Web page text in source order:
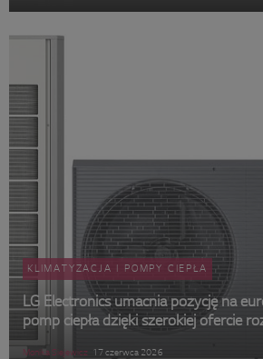
KLIMATYZACJA I POMPY CIEPŁA
LG Electronics umacnia pozycję na
pomp ciepła dzięki szerokiej ofercie
Monika Siejewicz 17 czerwca 2026